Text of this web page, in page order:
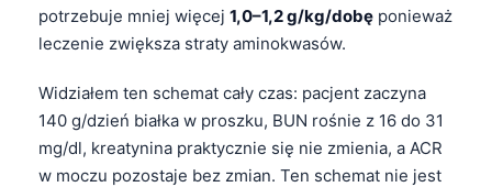
potrzebuje mniej więcej 1,0–1,2 g/kg/dobę ponieważ
leczenie zwiększa straty aminokwasów.
Widziałem ten schemat cały czas: pacjent zaczyna
140 g/dzień białka w proszku, BUN rośnie z 16 do 31
mg/dl, kreatynina praktycznie się nie zmienia, a ACR
w moczu pozostaje bez zmian. Ten schemat nie jest